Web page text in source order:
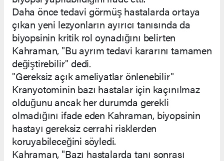
Daha önce tedavi görmüş hastalarda ortaya
çıkan yeni lezyonların ayırıcı tanısında da
biyopsinin kritik rol oynadığını belirten
Kahraman, "Bu ayrım tedavi kararını tamamen
değiştirebilir" dedi.
"Gereksiz açık ameliyatlar önlenebilir"
Kranyotominin bazı hastalar için kaçınılmaz
olduğunu ancak her durumda gerekli
olmadığını ifade eden Kahraman, biyopsinin
hastayı gereksiz cerrahi risklerden
koruyabileceğini söyledi.
Kahraman, "Bazı hastalarda tanı sonrası